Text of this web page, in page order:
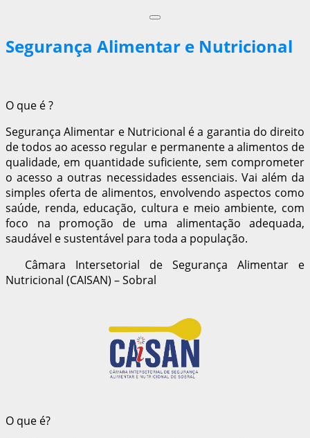
Segurança Alimentar e Nutricional
O que é ?
Segurança Alimentar e Nutricional é a garantia do direito
de todos ao acesso regular e permanente a alimentos de
qualidade, em quantidade suficiente, sem comprometer
o acesso a outras necessidades essenciais. Vai além da
simples oferta de alimentos, envolvendo aspectos como
saúde, renda, educação, cultura e meio ambiente, com
foco na promoção de uma alimentação adequada,
saudável e sustentável para toda a população.
Câmara Intersetorial de Segurança Alimentar e
Nutricional (CAISAN) – Sobral
O que é?